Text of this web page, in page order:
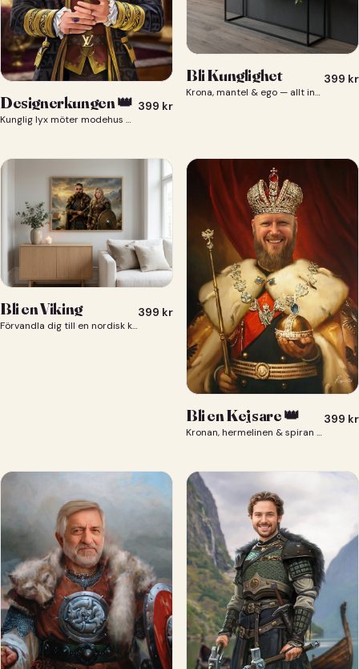
Designerkungen 👑
Kunglig lyx möter modehus — du som designerkung 👑
399 kr
Bli Kunglighet
Krona, mantel & ego — allt ingår 👑
399 kr
Bli en Viking
Förvandla dig till en nordisk krigare i ett episkt vikingaporträtt.
399 kr
Bli en Kejsare 👑
Kronan, hermelinen & spiran — du som kejsare 👑
399 kr